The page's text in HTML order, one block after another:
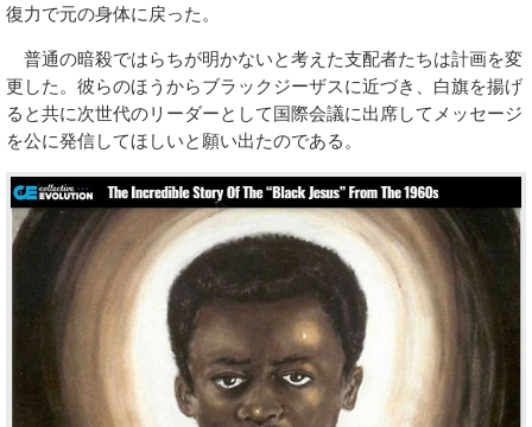
復力で元の身体に戻った。
普通の暗殺ではらちが明かないと考えた支配者たちは計画を変
更した。彼らのほうからブラックジーザスに近づき、白旗を揚げ
ると共に次世代のリーダーとして国際会議に出席してメッセージ
を公に発信してほしいと願い出たのである。